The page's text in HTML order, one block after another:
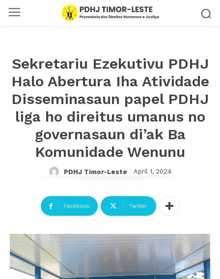
Sekretariu Ezekutivu PDHJ
Halo Abertura Iha Atividade
Disseminasaun papel PDHJ
liga ho direitus umanus no
governasaun di’ak Ba
Komunidade Wenunu
PDHJ Timor-Leste April 1, 2024
Facebook Twitter